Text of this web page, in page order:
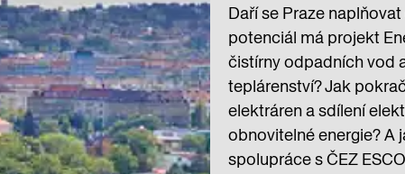
Daří se Praze
potenciál má projekt
čistírny odpadních vod
teplárenství? Jak
elektráren a sdílení
obnovitelné energie? A
spolupráce s ČEZ